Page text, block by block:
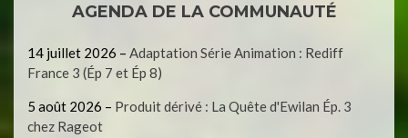
AGENDA DE LA COMMUNAUTÉ
14 juillet 2026 – Adaptation Série Animation : Rediff
France 3 (Ép 7 et Ép 8)
5 août 2026 – Produit dérivé : La Quête d'Ewilan Ép. 3
chez Rageot